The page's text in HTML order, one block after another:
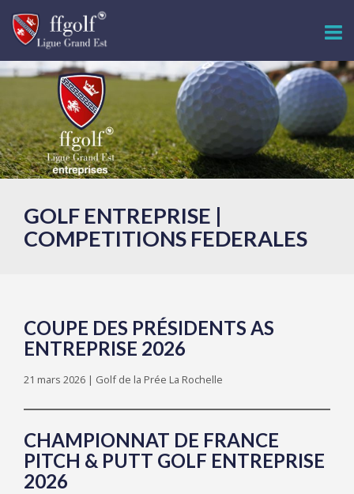
GOLF ENTREPRISE |
COMPETITIONS FEDERALES
COUPE DES PRÉSIDENTS AS
ENTREPRISE 2026
21 mars 2026 | Golf de la Prée La Rochelle
CHAMPIONNAT DE FRANCE
PITCH & PUTT GOLF ENTREPRISE
2026